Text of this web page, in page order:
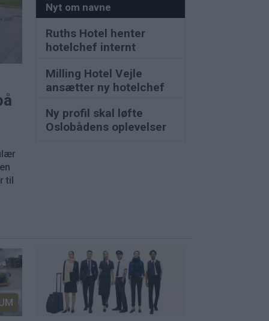
til
Nyt om navne
Ruths Hotel henter
hotelchef internt
Milling Hotel Vejle
ansætter ny hotelchef
Ny profil skal løfte
Oslobådens oplevelser